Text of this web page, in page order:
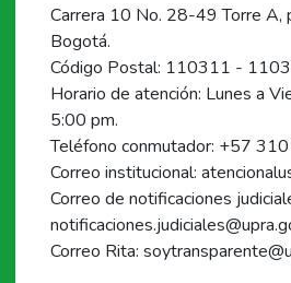
Carrera 10 No. 28-49 Torre A,
Bogotá.
Código Postal: 110311 -
Horario de atención: Lunes a
5:00 pm.
Teléfono conmutador: +57
Correo institucional:
Correo de notificaciones
Correo Rita: